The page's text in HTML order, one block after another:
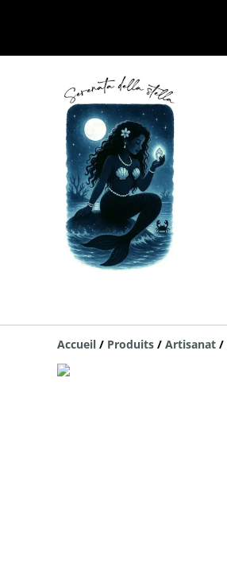
Accueil / Produits / Artisanat /